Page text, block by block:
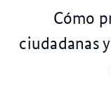
Cómo
ciudadanas